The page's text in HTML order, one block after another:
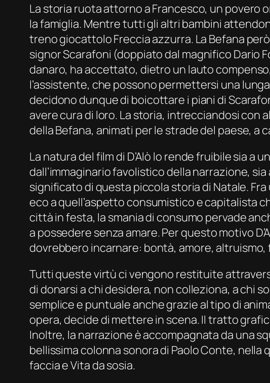
La storia ruota attorno a Francesco, un povero
la famiglia. Mentre tutti gli altri bambini
treno giocattolo Freccia azzurra. La Befana
signor Scarafoni (doppiato dal magnifico Dario
danaro, ha accettato, dietro un lauto
l’assistente, che possono permettersi una
decidono dunque di boicottare i piani di
avere cura di loro. La storia, intrecciandosi
della Befana, animati per le strade del paese, a
La natura del film di D’Alò lo rende fruibile sia a
dall’immaginario favolistico della narrazione,
significato di questa piccola storia di Natale.
eco a quell’aspetto consumistico e capitalista
città in festa, la smania di consumo pervade
a possedere senza amare. Per questo motivo
dovrebbero incarnare: bontà, amore, altruismo,
Tutti queste virtù ci vengono restituite
di donarsi a chi desidera, non colleziona, a chi
semplice e puntuale anche grazie al tipo di
opera, decide di mettere in scena. Il tratto
Inoltre, la narrazione è accompagnata da una
bellissima colonna sonora di Paolo Conte,
facciaeVita da sosia.